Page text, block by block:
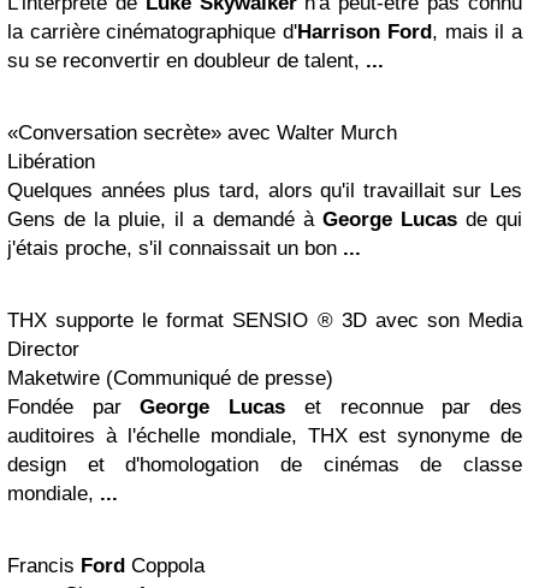
la carrière cinématographique d'Harrison Ford, mais il a
su se reconvertir en doubleur de talent, ...
«Conversation secrète» avec Walter Murch
Libération
Quelques années plus tard, alors qu'il travaillait sur Les
Gens de la pluie, il a demandé à George Lucasde qui
j'étais proche, s'il connaissait un bon ...
THX supporte le format SENSIO ® 3D avec son Media
Director
Maketwire (Communiqué de presse)
Fondée parGeorge Lucas et reconnue par des
auditoires à l'échelle mondiale, THX est synonyme de
design et d'homologation de cinémas de classe
mondiale, ...
Francis Ford Coppola